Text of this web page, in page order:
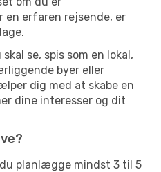
en erfaren rejsende, er
se, spis som en lokal,
byer eller
dig med at skabe en
dine interesser og dit
planlægge mindst 3 til 5